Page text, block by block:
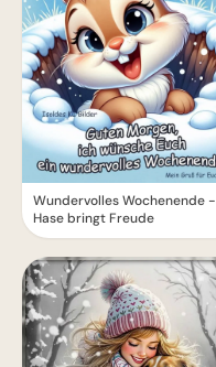
Wundervolles Wochenende -
Hase bringt Freude